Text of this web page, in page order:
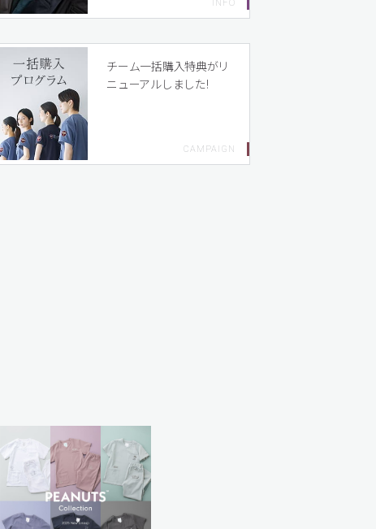
チーム一括購入特典がリ
ニューアルしました!